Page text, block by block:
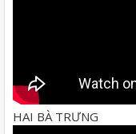
HAI BÀ TRƯNG